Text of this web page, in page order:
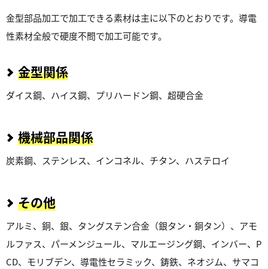
金型部品加工で加工できる素材は主に以下のとおりです。導電
性素材全般で硬度不問で加工可能です。
金型関係
ダイス鋼、ハイス鋼、プリハードン鋼、超硬合金
機械部品関係
炭素鋼、ステンレス、インコネル、チタン、ハステロイ
その他
アルミ、銅、銀、タングステン合金（銀タン・銅タン）、アモ
ルファス、パーメンジュール、マルエージング鋼、インバー、P
CD、モリブデン、導電性セラミック、鋳鉄、ネオジム、サマコ